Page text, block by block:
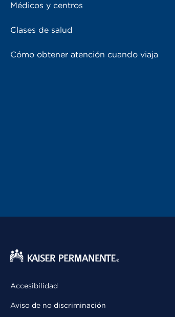
Médicos y centros
Clases de salud
Cómo obtener atención cuando viaja
Accesibilidad
Aviso de no discriminación